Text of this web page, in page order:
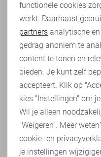
Analytische cookies
Marketing cookies
functionele cookies
werkt. Daarnaast
partners analytische
gedrag anoniem te
content te tonen en
bieden. Je kunt zelf
accepteert. Klik op
kies "Instellingen" om
Wil je alleen
"Weigeren". Meer
cookie- en
je instellingen